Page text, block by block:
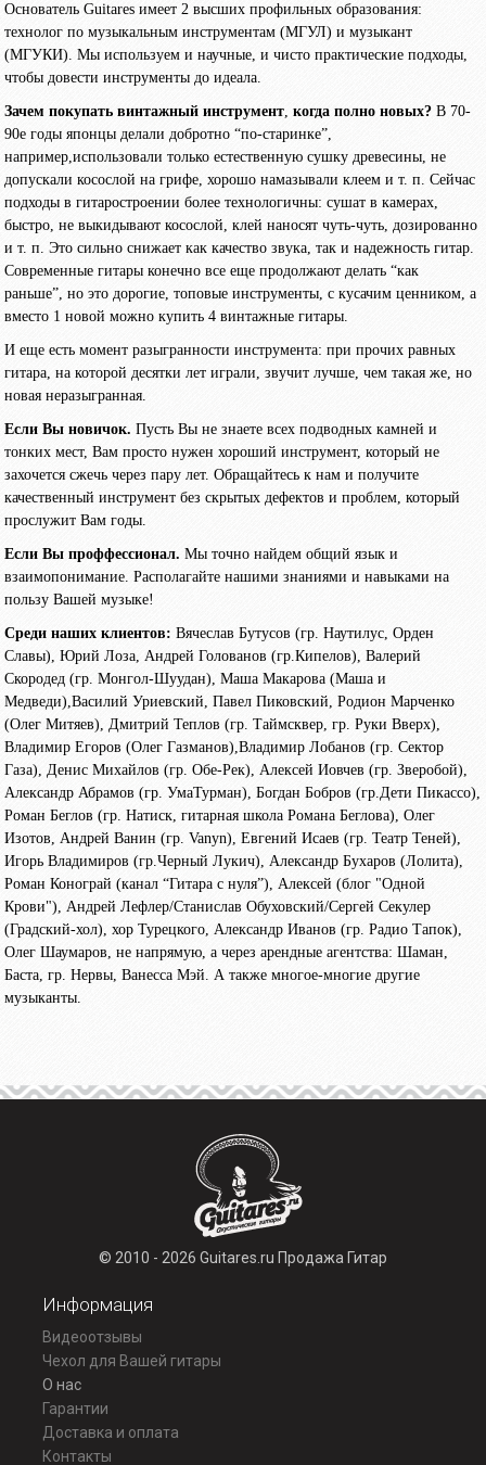
ОсновательGuitares имеет 2 высших профильных образования:
технолог по музыкальным инструментам (МГУЛ) и музыкант
(МГУКИ). Мы используем и научные, и чисто практические подходы,
чтобы довести инструменты до идеала.
Зачем покупать винтажный инструмент,когда полно новых?В 70-
90е годы японцы делали добротно “по-старинке”,
например,использовали только естественную сушку древесины, не
допускали косослой на грифе, хорошо намазывали клеем и т. п. Сейчас
подходы в гитаростроении более технологичны: сушат в камерах,
быстро, не выкидывают косослой, клей наносят чуть-чуть, дозированно
и т. п. Это сильно снижает как качество звука, так и надежность гитар.
Современные гитары конечно все еще продолжают делать “как
раньше”, но это дорогие, топовые инструменты, с кусачим ценником, а
вместо 1 новой можно купить 4 винтажные гитары.
И еще есть момент разыгранности инструмента: при прочих равных
гитара, на которой десятки лет играли, звучит лучше, чем такая же, но
новая неразыгранная.
Если Вы новичок.Пусть Вы не знаете всех подводных камней и
тонких мест, Вам просто нужен хороший инструмент, который не
захочется сжечь через пару лет. Обращайтесь к нам и получите
качественный инструмент без скрытых дефектов и проблем, который
прослужит Вам годы.
Если Вы проффессионал.Мы точно найдем общий язык и
взаимопонимание. Располагайте нашими знаниями и навыками на
пользу Вашей музыке!
Среди наших клиентов:Вячеслав Бутусов (гр. Наутилус, Орден
Славы), Юрий Лоза, Андрей Голованов (гр.Кипелов), Валерий
Скородед (гр. Монгол-Шуудан), Маша Макарова (Маша и
Медведи),Василий Уриевский, Павел Пиковский, Родион Марченко
(Олег Митяев), Дмитрий Теплов (гр. Таймсквер, гр. Руки Вверх),
Владимир Егоров (Олег Газманов),Владимир Лобанов (гр. Сектор
Газа), Денис Михайлов (гр. Обе-Рек), Алексей Иовчев (гр. Зверобой),
Александр Абрамов (гр. УмаТурман), Богдан Бобров (гр.Дети Пикассо),
Роман Беглов (гр. Натиск, гитарная школа Романа Беглова), Олег
Изотов, Андрей Ванин (гр. Vanyn), Евгений Исаев (гр. Театр Теней),
Игорь Владимиров (гр.Черный Лукич), Александр Бухаров (Лолита),
Роман Конограй (канал “Гитара с нуля”), Алексей (блог "Одной
Крови"), Андрей Лефлер/Станислав Обуховский/Сергей Секулер
(Градский-хол), хор Турецкого, Александр Иванов (гр. Радио Тапок),
Олег Шаумаров, не напрямую, а через арендные агентства: Шаман,
Баста, гр. Нервы, Ванесса Мэй. А также многое-многие другие
музыканты.
© 2010 - 2026 Guitares.ru Продажа Гитар
Информация
Видеоотзывы
Чехол для Вашей гитары
О нас
Гарантии
Доставка и оплата
Контакты